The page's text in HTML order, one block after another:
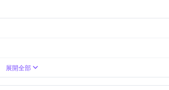
展開全部